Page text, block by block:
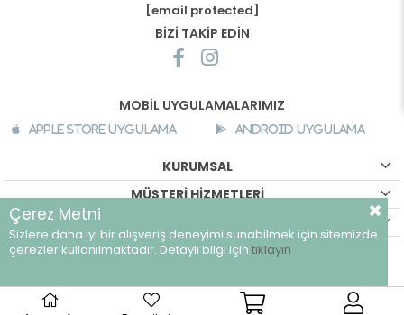
[email protected]
BİZİ TAKİP EDİN
MOBİL UYGULAMALARIMIZ
Apple Store Uygulama Android Uygulama
KURUMSAL
MÜŞTERİ HİZMETLERİ
©breeze.com.tr - Tüm hakları saklıdır.
Çerez Metni
Sizlere daha iyi bir alışveriş deneyimi sunabilmek için sitemizde
çerezler kullanılmaktadır. Detaylı bilgi için tıklayın